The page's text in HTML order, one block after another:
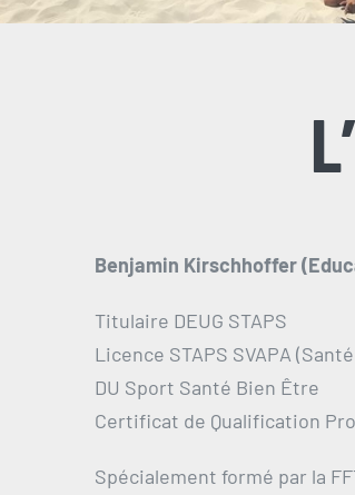
L’
Benjamin Kirschhoffer
Titulaire DEUG STAPS
Licence STAPS SVAPA
DU Sport Santé Bien Être
Certificat de Qualification
Spécialement formé par la